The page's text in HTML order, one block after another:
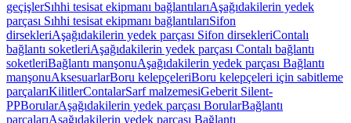
geçişlerSıhhi tesisat ekipmanı bağlantılarıAşağıdakilerin yedek
parçası Sıhhi tesisat ekipmanı bağlantılarıSifon
dirsekleriAşağıdakilerin yedek parçası Sifon dirsekleriContalı
bağlantı soketleriAşağıdakilerin yedek parçası Contalı bağlantı
soketleriBağlantı manşonuAşağıdakilerin yedek parçası Bağlantı
manşonuAksesuarlarBoru kelepçeleriBoru kelepçeleri için sabitleme
parçalarıKilitlerContalarSarf malzemesiGeberit Silent-
PPBorularAşağıdakilerin yedek parçası BorularBağlantı
parçalarıAşağıdakilerin yedek parçası Bağlantı